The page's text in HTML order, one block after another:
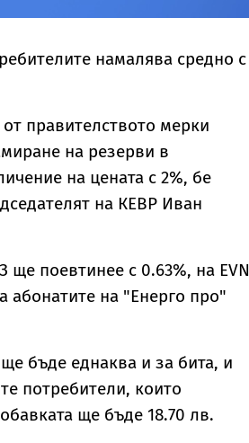
намалява средно с
правителството мерки
на резерви в
на цената с 2%, бе
на КЕВР Иван
ще поевтинее с 0.63%, на ЕVN
абонатите на "Енерго про"
бъде еднаква и за бита, и
потребители, които
ще бъде 18.70 лв.